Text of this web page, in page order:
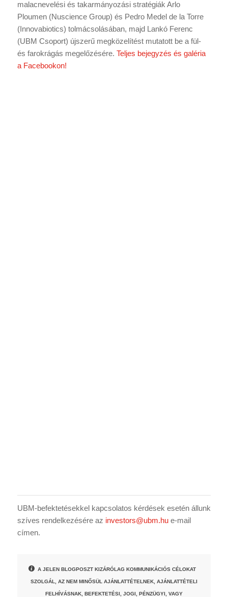
malacnevelési és takarmányozási stratégiák Arlo
Ploumen (Nuscience Group) és Pedro Medel de la Torre
(Innovabiotics) tolmácsolásában, majd Lankó Ferenc
(UBM Csoport) újszerű megközelítést mutatott be a fül-
és farokrágás megelőzésére. Teljes bejegyzés és galéria
a Facebookon!
UBM-befektetésekkel kapcsolatos kérdések esetén állunk
szíves rendelkezésére az investors@ubm.hue-mail
címen.
A JELEN BLOGPOSZT KIZÁRÓLAG KOMMUNIKÁCIÓS CÉLOKAT
SZOLGÁL, AZ NEM MINŐSÜL AJÁNLATTÉTELNEK, AJÁNLATTÉTELI
FELHÍVÁSNAK, BEFEKTETÉSI, JOGI, PÉNZÜGYI, VAGY